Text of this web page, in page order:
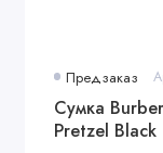
Предзаказ
Сумка
Pretzel Black